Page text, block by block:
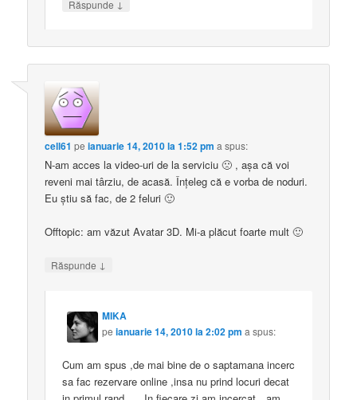
Răspunde ↓
cell61 peianuarie 14, 2010 la 1:52 pm a spus:
N-am acces la video-uri de la serviciu 🙁 , aşa că voi
reveni mai târziu, de acasă. Înţeleg că e vorba de noduri.
Eu ştiu să fac, de 2 feluri 🙂
Offtopic: am văzut Avatar 3D. Mi-a plăcut foarte mult 🙂
Răspunde ↓
MIKA
peianuarie 14, 2010 la 2:02 pm a spus:
Cum am spus ,de mai bine de o saptamana incerc
sa fac rezervare online ,insa nu prind locuri decat